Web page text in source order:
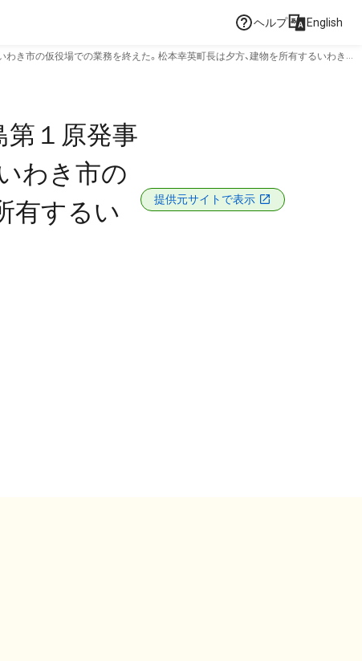
ヘルプ English
き市の仮役場での業務を終えた。松本幸英町長は夕方、建物を所有するいわき明
１原発事
わき市の
有するい
提供元サイトで表示